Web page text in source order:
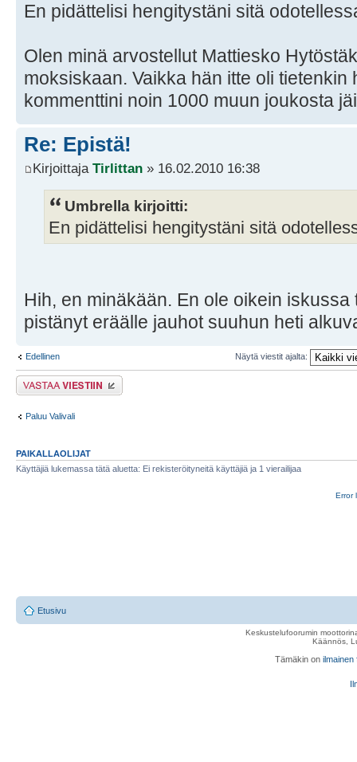
En pidättelisi hengitystäni sitä
Olen minä arvostellut Mattiesko
moksiskaan. Vaikka hän itte oli tietenkin
kommenttini noin 1000 muun joukosta
Re: Epistä!
Kirjoittaja Tirlittan » 16.02.2010 16:38
Umbrella kirjoitti:
En pidättelisi hengitystäni sitä
Hih, en minäkään. En ole oikein
pistänyt eräälle jauhot suuhun heti
Edellinen Näytä viestit ajalta:
Lähetä vastaus
Paluu Valivali
PAIKALLAOLIJAT
Käyttäjiä lukemassa tätä aluetta: Ei rekisteröityneitä käyttäjiä ja 1 vierailijaa
Error
Etusivu
Keskustelufoorumin
Käännös,
Tämäkin on ilmainen